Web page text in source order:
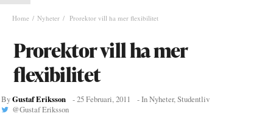
Home Nyheter Prorektor vill ha mer flexibilitet
Prorektor vill ha mer
flexibilitet
ByGustaf Eriksson -25 Februari, 2011 - InNyheter,Studentliv
@Gustaf Eriksson